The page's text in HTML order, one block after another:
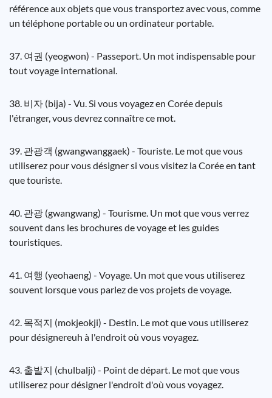
référence aux objets que vous transportez avec vous, comme
un téléphone portable ou un ordinateur portable.
37. 여권 (yeogwon) - Passeport. Un mot indispensable pour
tout voyage international.
38. 비자 (bija) - Vu. Si vous voyagez en Corée depuis
l'étranger, vous devrez connaître ce mot.
39. 관광객 (gwangwanggaek) - Touriste. Le mot que vous
utiliserez pour vous désigner si vous visitez la Corée en tant
que touriste.
40. 관광 (gwangwang) - Tourisme. Un mot que vous verrez
souvent dans les brochures de voyage et les guides
touristiques.
41. 여행 (yeohaeng) - Voyage. Un mot que vous utiliserez
souvent lorsque vous parlez de vos projets de voyage.
42. 목적지 (mokjeokji) - Destin. Le mot que vous utiliserez
pour désignereuh à l'endroit où vous voyagez.
43. 출발지 (chulbalji) - Point de départ. Le mot que vous
utiliserez pour désigner l'endroit d'où vous voyagez.